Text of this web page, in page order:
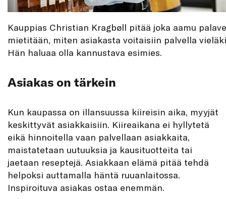
Kauppias Christian Kragbøll pitää joka aamu
mietitään, miten asiakasta voitaisiin palvella
Hän haluaa olla kannustava esimies.
Asiakas on tärkein
Kun kaupassa on illansuussa kiireisin aika, myyjät
keskittyvät asiakkaisiin. Kiireaikana ei hyllytetä
eikä hinnoitella vaan palvellaan asiakkaita,
maistatetaan uutuuksia ja kausituotteita tai
jaetaan reseptejä. Asiakkaan elämä pitää tehdä
helpoksi auttamalla häntä ruuanlaitossa.
Inspiroituva asiakas ostaa enemmän.